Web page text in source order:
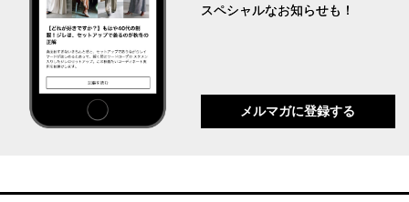
スペシャルなお知らせも！
メルマガに登録する